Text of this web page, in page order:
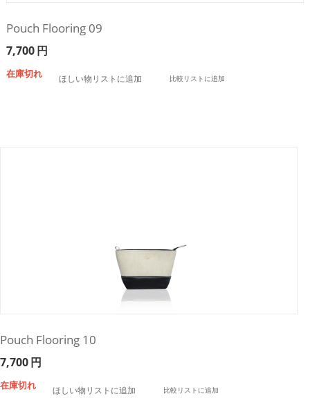
Pouch Flooring 09
7,700円
在庫切れ ほしい物リストに追加 比較リストに追加
Pouch Flooring 10
7,700円
在庫切れ ほしい物リストに追加 比較リストに追加